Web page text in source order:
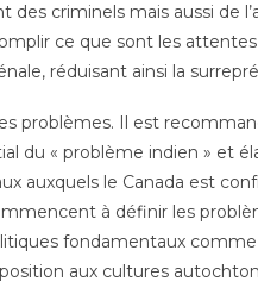
criminels mais aussi de
ce que sont les
réduisant ainsi la
problèmes. Il est
du « problème indien » et
auxquels le Canada est
à définir les
fondamentaux
aux cultures